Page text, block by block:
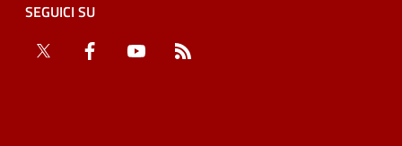
SEGUICI SU
Twitter
Facebook YouTube